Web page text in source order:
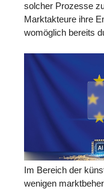
solcher Prozesse
Marktakteure ihre
womöglich bereits
Im Bereich der
wenigen